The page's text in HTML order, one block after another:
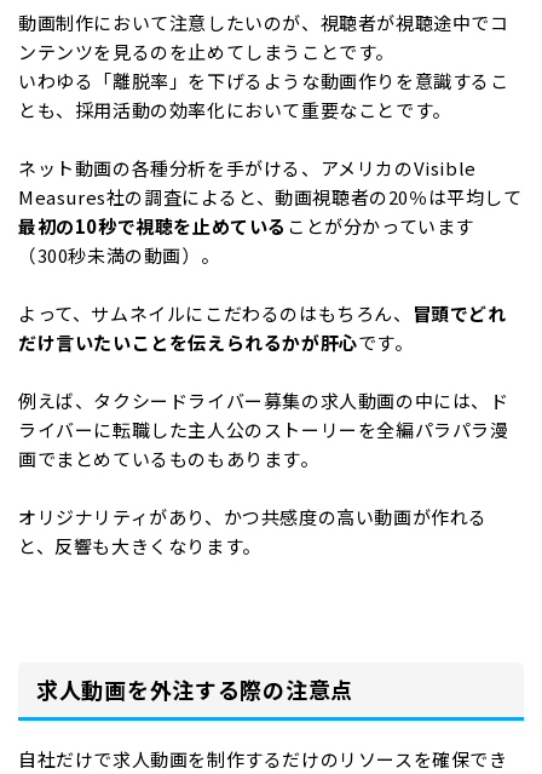
動画制作において注意したいのが、視聴者が視聴途中でコ
ンテンツを見るのを止めてしまうことです。
いわゆる「離脱率」を下げるような動画作りを意識するこ
とも、採用活動の効率化において重要なことです。
ネット動画の各種分析を手がける、アメリカのVisible
Measures社の調査によると、動画視聴者の20％は平均して
最初の10秒で視聴を止めている ことが分かっています
（300秒未満の動画）。
よって、サムネイルにこだわるのはもちろん、
冒頭でどれ
だけ言いたいことを伝えられるかが肝心です。
例えば、タクシードライバー募集の求人動画の中には、ド
ライバーに転職した主人公のストーリーを全編パラパラ漫
画でまとめているものもあります。
オリジナリティがあり、かつ共感度の高い動画が作れる
と、反響も大きくなります。
求人動画を外注する際の注意点
自社だけで求人動画を制作するだけのリソースを確保でき